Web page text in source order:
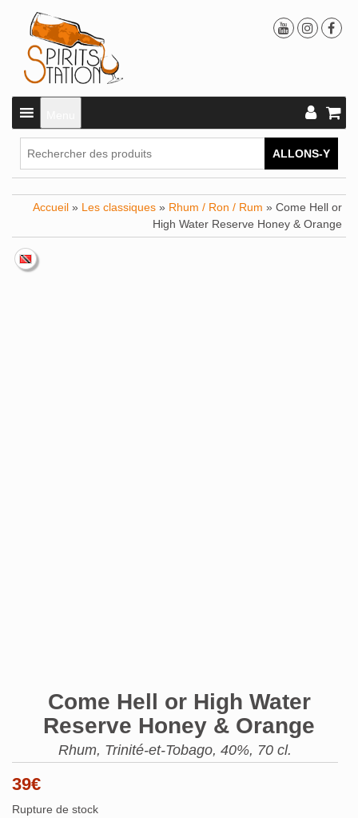
ALLONS-Y
Accueil » Les classiques » Rhum / Ron / Rum » Come Hell or
High Water Reserve Honey & Orange
Come Hell or High Water
Reserve Honey & Orange
Rhum, Trinité-et-Tobago, 40%, 70 cl.
39€
Rupture de stock